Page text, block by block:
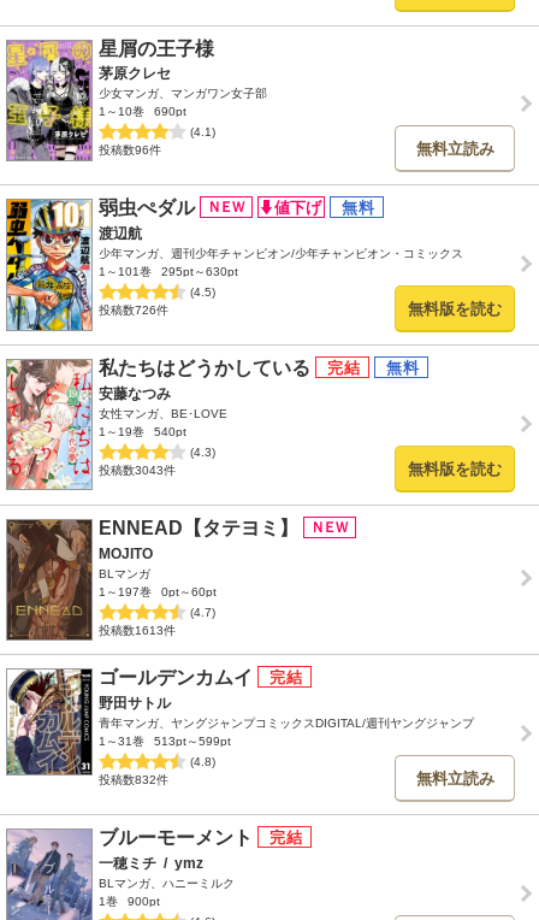
星屑の王子様
茅原クレセ
少女マンガ、マンガワン女子部
1～10巻
690pt
(4.1)
投稿数96件
無料立読み
弱虫ぺダル
渡辺航
少年マンガ、週刊少年チャンピオン/少年チャンピオン・コミックス
1～101巻
295pt～630pt
(4.5)
投稿数726件
無料版を読む
私たちはどうかしている
安藤なつみ
女性マンガ、BE･LOVE
1～19巻
540pt
(4.3)
投稿数3043件
無料版を読む
ENNEAD【タテヨミ】
MOJITO
BLマンガ
1～197巻
0pt～60pt
(4.7)
投稿数1613件
ゴールデンカムイ
野田サトル
青年マンガ、ヤングジャンプコミックスDIGITAL/週刊ヤングジャンプ
1～31巻
513pt～599pt
(4.8)
投稿数832件
無料立読み
ブルーモーメント
一穂ミチ / ymz
BLマンガ、ハニーミルク
1巻
900pt